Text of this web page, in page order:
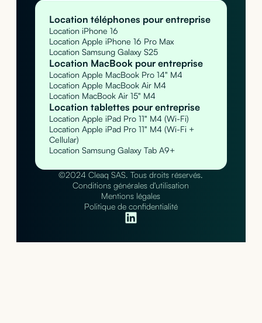
Location téléphones pour entreprise
Location iPhone 16
Location Apple iPhone 16 Pro Max
Location Samsung Galaxy S25
Location MacBook pour entreprise
Location Apple MacBook Pro 14" M4
Location Apple MacBook Air M4
Location MacBook Air 15" M4
Location tablettes pour entreprise
Location Apple iPad Pro 11" M4 (Wi-Fi)
Location Apple iPad Pro 11" M4 (Wi-Fi +
Cellular)
Location Samsung Galaxy Tab A9+
©2024 Cleaq SAS. Tous droits réservés.
Conditions générales d'utilisation
Mentions légales
Politique de confidentialité